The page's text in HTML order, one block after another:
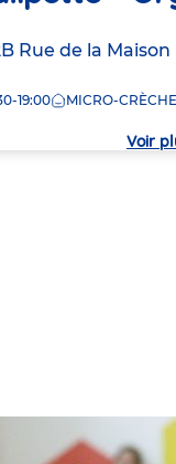
Rue de la
19:00 MICRO-CRÈCHE
Voir